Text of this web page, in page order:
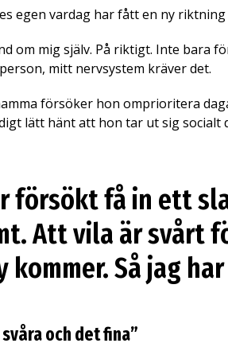
egen vardag har fått en ny riktning
om mig själv. På riktigt. Inte bara
mitt nervsystem kräver det.
försöker hon omprioritera
lätt hänt att hon tar ut sig
försökt få in ett
Att vila är svårt
kommer. Så jag
och det fina”